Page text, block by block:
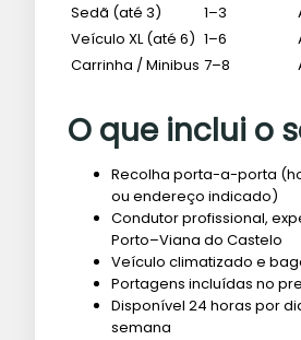
Sedã (até 3)
1–3
Veículo XL (até 6) 1–6
Carrinha / Minibus 7–8
O que inclui o
Recolha porta-a-porta
ou endereço indicado)
Condutor profissional,
Porto–Viana do Castelo
Veículo climatizado e
Portagens incluídas no
Disponível 24 horas por
semana